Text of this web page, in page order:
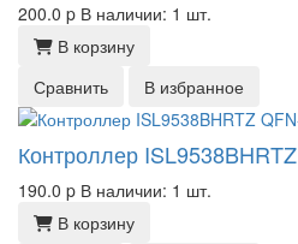
200.0 p В наличии: 1 шт.
В корзину
Сравнить
В избранное
Контроллер
190.0 p В наличии: 1 шт.
В корзину